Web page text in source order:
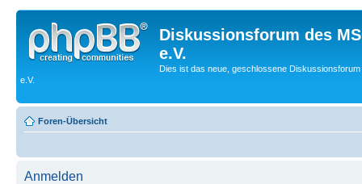
Diskussionsforum des
e.V.
Dies ist das neue, geschlossene
e.V.
Foren-Übersicht
Anmelden